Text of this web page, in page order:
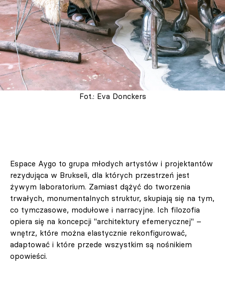
Fot.: Eva Donckers
Espace Aygo to grupa młodych artystów i projektantów
rezydująca w Brukseli, dla których przestrzeń jest
żywym laboratorium. Zamiast dążyć do tworzenia
trwałych, monumentalnych struktur, skupiają się na tym,
co tymczasowe, modułowe i narracyjne. Ich filozofia
opiera się na koncepcji "architektury efemerycznej" –
wnętrz, które można elastycznie rekonfigurować,
adaptować i które przede wszystkim są nośnikiem
opowieści.